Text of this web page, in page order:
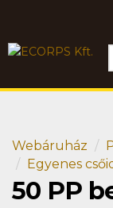
Webáruház
Egyenes
50 PP